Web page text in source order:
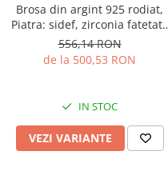
Brosa din argint 925 rodiat,
Piatra: sidef, zirconia fatetata
si cubic zirconia, Culoare:
multicolor, Sonis Silver
556,14 RON
de la 500,53 RON
IN STOC
VEZI VARIANTE